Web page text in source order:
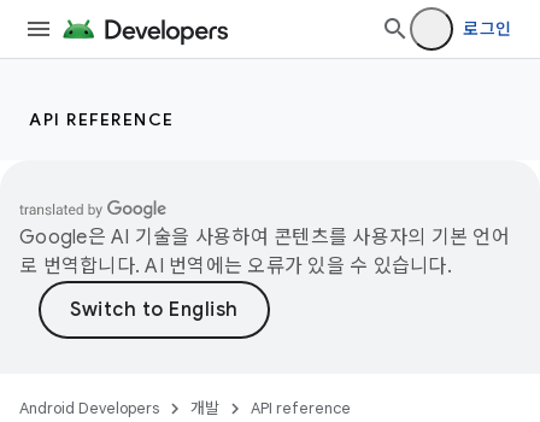
로그인
API REFERENCE
Google은 AI 기술을 사용하여 콘텐츠를 사용자의 기본 언어
로 번역합니다. AI 번역에는 오류가 있을 수 있습니다.
Android Developers 개발 API reference